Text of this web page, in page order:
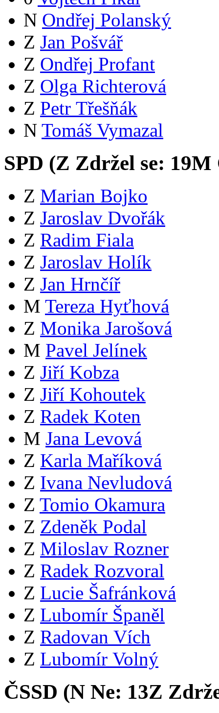
N Ondřej Polanský
Z Jan Pošvář
Z Ondřej Profant
Z Olga Richterová
Z Petr Třešňák
N Tomáš Vymazal
SPD (Z Zdržel se: 19M
Z Marian Bojko
Z Jaroslav Dvořák
Z Radim Fiala
Z Jaroslav Holík
Z Jan Hrnčíř
M Tereza Hyťhová
Z Monika Jarošová
M Pavel Jelínek
Z Jiří Kobza
Z Jiří Kohoutek
Z Radek Koten
M Jana Levová
Z Karla Maříková
Z Ivana Nevludová
Z Tomio Okamura
Z Zdeněk Podal
Z Miloslav Rozner
Z Radek Rozvoral
Z Lucie Šafránková
Z Lubomír Španěl
Z Radovan Vích
Z Lubomír Volný
ČSSD (N Ne: 13Z